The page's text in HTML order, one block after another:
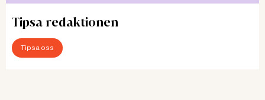
Tipsa redaktionen
Tipsa oss